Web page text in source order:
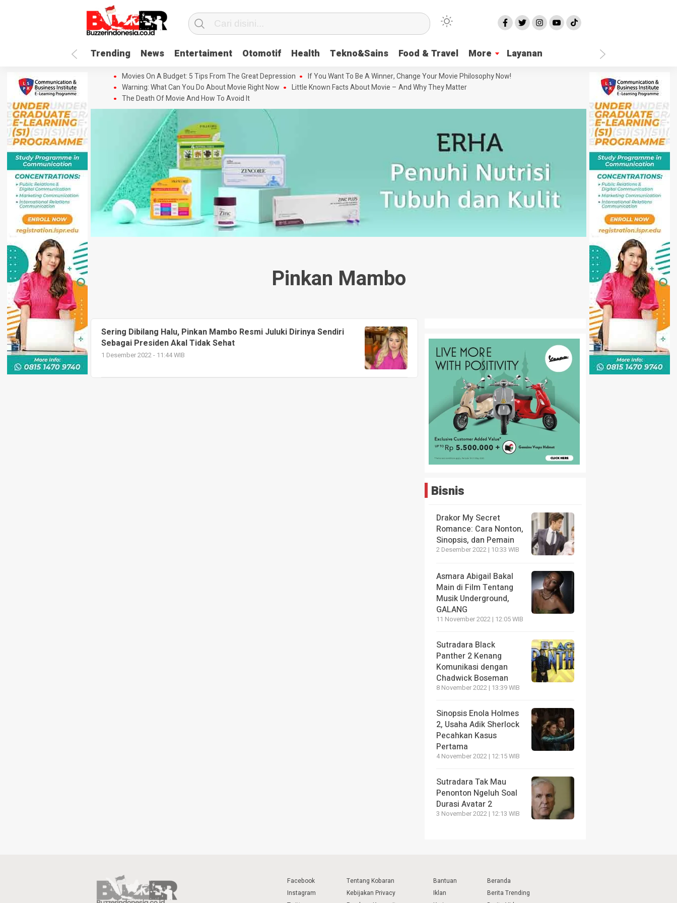
Trending News Entertaiment Otomotif Health Tekno&Sains Food & Travel More Layanan
Movies On A Budget: 5 Tips From The Great Depression
If You Want To Be A Winner, Change Your Movie Philosophy Now!
Warning: What Can You Do About Movie Right Now
Little Known Facts About Movie – And Why They Matter
The Death Of Movie And How To Avoid It
Pinkan Mambo
Sering Dibilang Halu, Pinkan Mambo Resmi Juluki Dirinya Sendiri
Sebagai Presiden Akal Tidak Sehat
1 Desember 2022 - 11:44 WIB
Bisnis
Drakor My Secret
Romance: Cara Nonton,
Sinopsis, dan Pemain
2 Desember 2022 | 10:33 WIB
Asmara Abigail Bakal
Main di Film Tentang
Musik Underground,
GALANG
11 November 2022 | 12:05 WIB
Sutradara Black
Panther 2 Kenang
Komunikasi dengan
Chadwick Boseman
8 November 2022 | 13:39 WIB
Sinopsis Enola Holmes
2, Usaha Adik Sherlock
Pecahkan Kasus
Pertama
4 November 2022 | 12:15 WIB
Sutradara Tak Mau
Penonton Ngeluh Soal
Durasi Avatar 2
3 November 2022 | 12:13 WIB
Facebook
Instagram
Tentang Kobaran
Kebijakan Privacy
Bantuan
Iklan
Beranda
Berita Trending